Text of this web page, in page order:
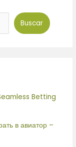
Buscar
Betting
в авиатор –